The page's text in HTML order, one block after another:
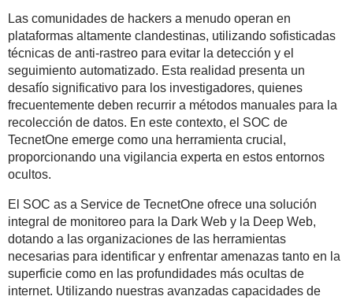
Las comunidades de hackers a menudo operan en
plataformas altamente clandestinas, utilizando sofisticadas
técnicas de anti-rastreo para evitar la detección y el
seguimiento automatizado. Esta realidad presenta un
desafío significativo para los investigadores, quienes
frecuentemente deben recurrir a métodos manuales para la
recolección de datos. En este contexto, el SOC de
TecnetOne emerge como una herramienta crucial,
proporcionando una vigilancia experta en estos entornos
ocultos.
El SOC as a Service de TecnetOne ofrece una solución
integral de monitoreo para la Dark Web y la Deep Web,
dotando a las organizaciones de las herramientas
necesarias para identificar y enfrentar amenazas tanto en la
superficie como en las profundidades más ocultas de
internet. Utilizando nuestras avanzadas capacidades de